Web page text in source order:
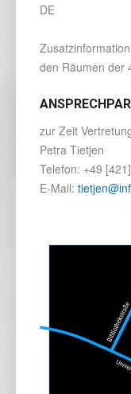
DE
den Räumen der
zur Zeit
Petra Tietjen
Telefon: +49
E-Mail: